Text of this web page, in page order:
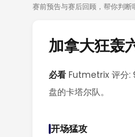
赛前预告与赛后回顾，帮你判断
加拿大狂轰
必看 Futmetrix 评分:
盘的卡塔尔队。
开场猛攻